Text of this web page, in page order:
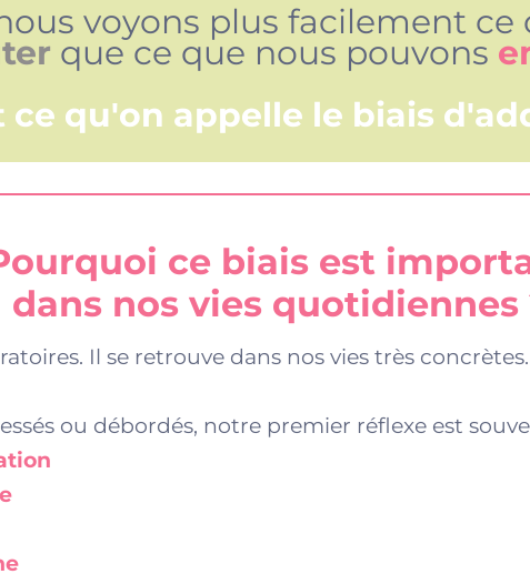
voyons plus facilement ce
que ce que nous pouvons
ce qu'on appelle le biais
ce biais est
dans nos vies quotidiennes
Il se retrouve dans nos vies très concrètes.
ou débordés, notre premier réflexe est